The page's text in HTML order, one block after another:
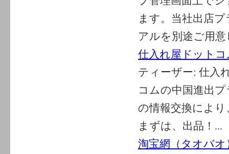
ます。当社出店
アルを別途ご用
仕入れ屋ドット
ティーザー: 仕入
コムの中国進出
の情報交換によ
まずは、出品！...
淘宝網（タオバ